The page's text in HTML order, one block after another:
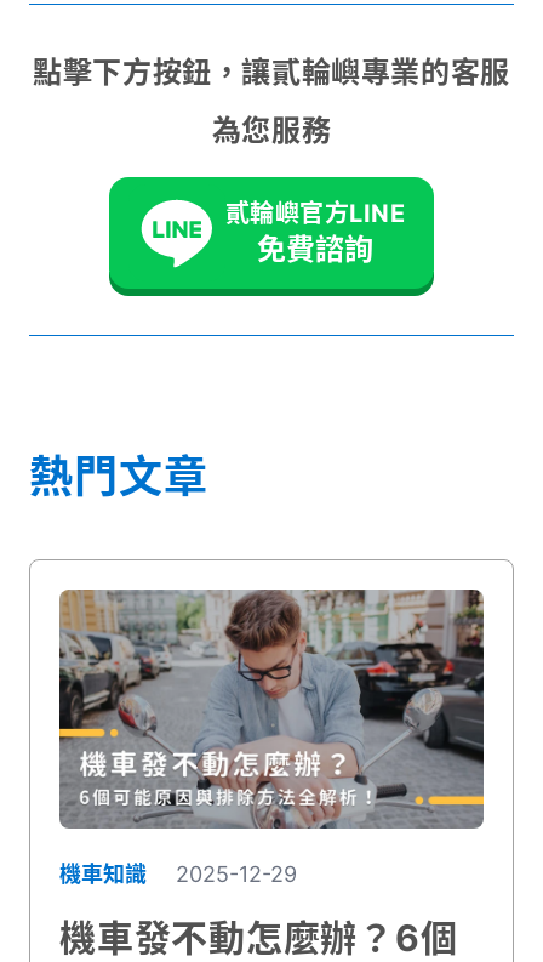
點擊下方按鈕，讓貳輪嶼專業的客服
為您服務
貳輪嶼官方LINE
免費諮詢
熱門文章
機車知識 2025-12-29
機車發不動怎麼辦？6個